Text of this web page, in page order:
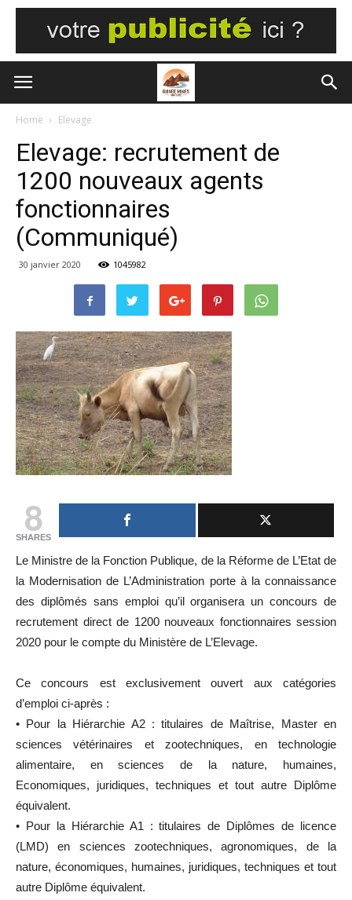
Home Elevage
Elevage: recrutement de
1200 nouveaux agents
fonctionnaires
(Communiqué)
30 janvier 2020 1045982
8
SHARES
Le Ministre de la Fonction Publique, de la Réforme de L’Etat de
la Modernisation de L’Administration porte à la connaissance
des diplômés sans emploi qu’il organisera un concours de
recrutement direct de 1200 nouveaux fonctionnaires session
2020 pour le compte du Ministère de L’Elevage.
Ce concours est exclusivement ouvert aux catégories
d’emploi ci-après :
• Pour la Hiérarchie A2 : titulaires de Maîtrise, Master en
sciences vétérinaires et zootechniques, en technologie
alimentaire, en sciences de la nature, humaines,
Economiques, juridiques, techniques et tout autre Diplôme
équivalent.
• Pour la Hiérarchie A1 : titulaires de Diplômes de licence
(LMD) en sciences zootechniques, agronomiques, de la
nature, économiques, humaines, juridiques, techniques et tout
autre Diplôme équivalent.